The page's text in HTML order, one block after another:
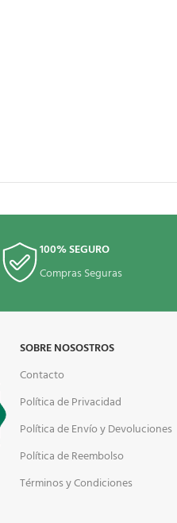
100% SEGURO
Compras Seguras
SOBRE NOSOSTROS
Contacto
Política de Privacidad
Política de Envío y Devoluciones
Política de Reembolso
Términos y Condiciones